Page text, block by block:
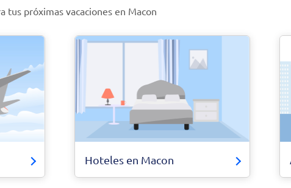
tus próximas vacaciones en Macon
Hoteles en Macon